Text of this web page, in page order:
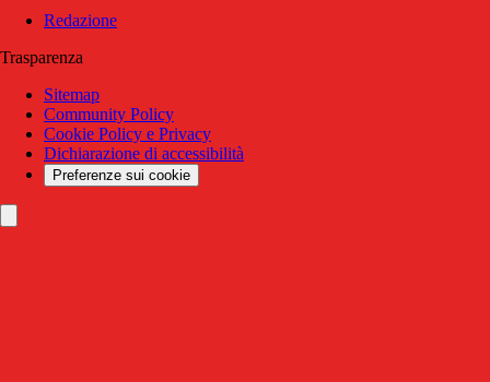
Redazione
Trasparenza
Sitemap
Community Policy
Cookie Policy e Privacy
Dichiarazione di accessibilità
Preferenze sui cookie